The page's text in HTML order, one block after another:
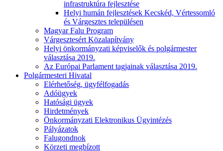
infrastruktúra fejlesztése
Helyi humán fejlesztések Kecskéd, Vértessomló
és Várgesztes településen
Magyar Falu Program
Várgesztesért Közalapítvány
Helyi önkormányzati képviselők és polgármester
választása 2019.
Az Európai Parlament tagjainak választása 2019.
Polgármesteri Hivatal
Elérhetőség, ügyfélfogadás
Adóügyek
Hatósági ügyek
Hirdetmények
Önkormányzati Elektronikus Ügyintézés
Pályázatok
Falugondnok
Körzeti megbízott